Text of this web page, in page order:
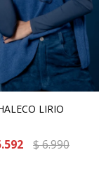
LIRIO
$6.990